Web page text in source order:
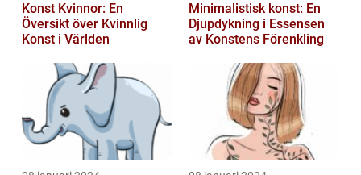
Konst Kvinnor: En
Översikt över Kvinnlig
Konst i Världen
Minimalistisk konst: En
Djupdykning i Essensen
av Konstens Förenkling